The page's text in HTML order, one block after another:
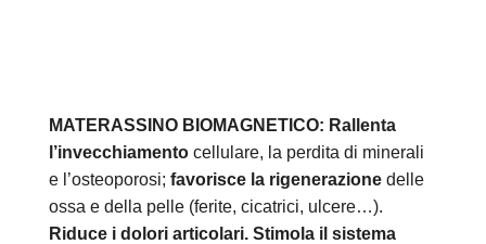
MATERASSINO BIOMAGNETICO: Rallenta
l’invecchiamentocellulare, la perdita di minerali
e l’osteoporosi; favorisce la rigenerazionedelle
ossa e della pelle (ferite, cicatrici, ulcere…).
Riduce i dolori articolari. Stimola il sistema